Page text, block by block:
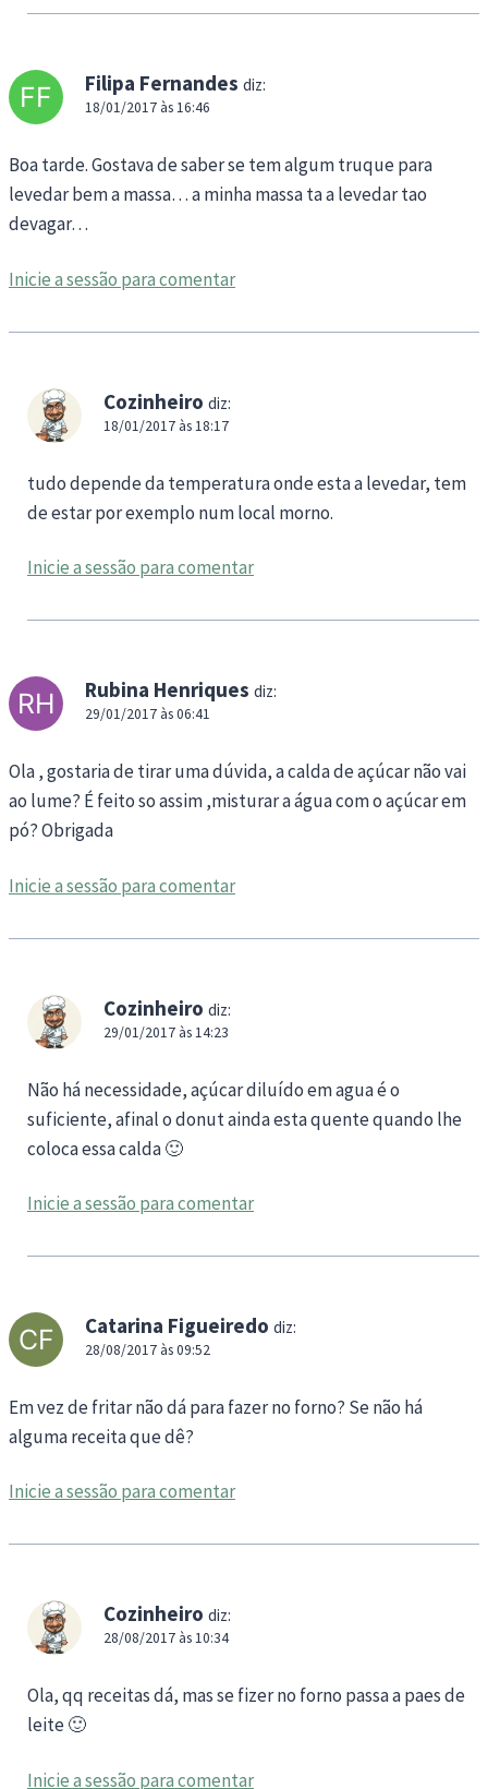
Filipa Fernandes diz:
18/01/2017 às 16:46
Boa tarde. Gostava de saber se tem algum truque para
levedar bem a massa… a minha massa ta a levedar tao
devagar…
Inicie a sessão para comentar
Cozinheiro diz:
18/01/2017 às 18:17
tudo depende da temperatura onde esta a levedar, tem
de estar por exemplo num local morno.
Inicie a sessão para comentar
Rubina Henriques diz:
29/01/2017 às 06:41
Ola , gostaria de tirar uma dúvida, a calda de açúcar não vai
ao lume? É feito so assim ,misturar a água com o açúcar em
pó? Obrigada
Inicie a sessão para comentar
Cozinheiro diz:
29/01/2017 às 14:23
Não há necessidade, açúcar diluído em agua é o
suficiente, afinal o donut ainda esta quente quando lhe
coloca essa calda 🙂
Inicie a sessão para comentar
Catarina Figueiredo diz:
28/08/2017 às 09:52
Em vez de fritar não dá para fazer no forno? Se não há
alguma receita que dê?
Inicie a sessão para comentar
Cozinheiro diz:
28/08/2017 às 10:34
Ola, qq receitas dá, mas se fizer no forno passa a paes de
leite 🙂
Inicie a sessão para comentar